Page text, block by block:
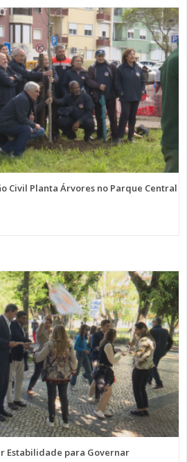
Civil Planta Árvores no Parque Central
Estabilidade para Governar